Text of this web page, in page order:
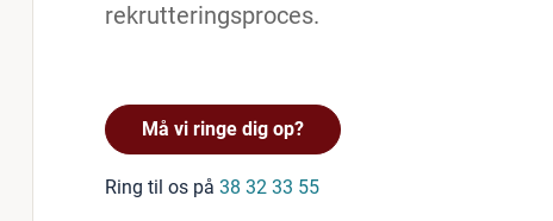
rekrutteringsproces.
Må vi ringe dig op?
Ring til os på 38 32 33 55